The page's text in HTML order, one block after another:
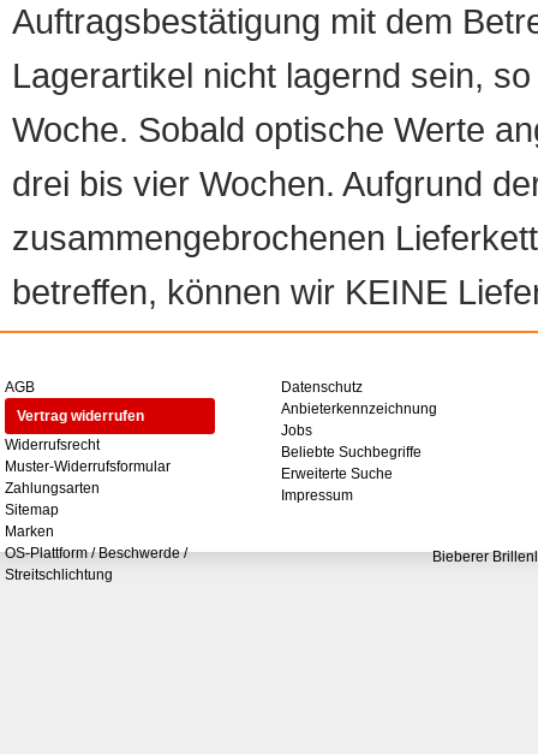
Auftragsbestätigung mit dem
Lagerartikel nicht lagernd sein,
Woche. Sobald optische Werte
drei bis vier Wochen. Aufgrund
zusammengebrochenen
betreffen, können wir KEINE
AGB
Vertrag widerrufen
Widerrufsrecht
Muster-Widerrufsformular
Zahlungsarten
Sitemap
Marken
OS-Plattform / Beschwerde /
Streitschlichtung
Datenschutz
Anbieterkennzeichnung
Jobs
Beliebte Suchbegriffe
Erweiterte Suche
Impressum
Bieberer